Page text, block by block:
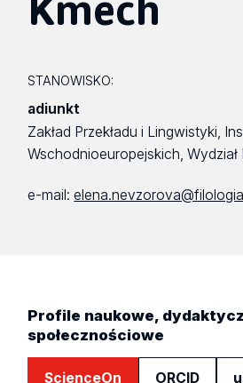
STANOWISKO:
adiunkt
Zakład Przekładu i Lingwistyki,
Wschodnioeuropejskich,
e-mail:
Profile naukowe,
społecznościowe
ScienceOn ORCID